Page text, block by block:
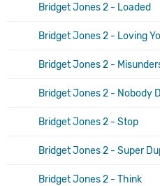
Bridget Jones 2 - Loaded
Bridget Jones 2 - Loving
Bridget Jones 2 -
Bridget Jones 2 - Nobody
Bridget Jones 2 - Stop
Bridget Jones 2 - Super
Bridget Jones 2 - Think